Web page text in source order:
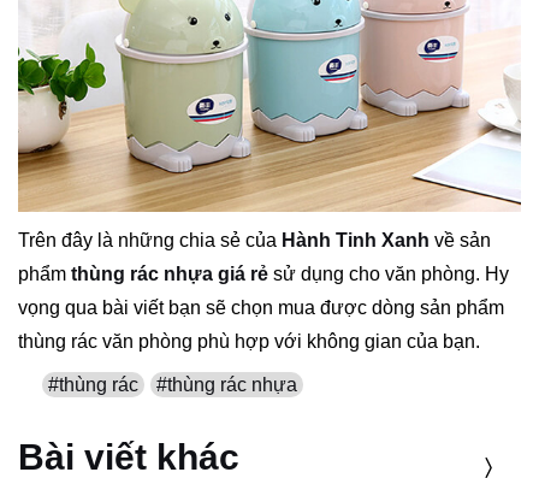
Trên đây là những chia sẻ của Hành Tinh Xanh về sản
phẩm thùng rác nhựa giá rẻ sử dụng cho văn phòng. Hy
vọng qua bài viết bạn sẽ chọn mua được dòng sản phẩm
thùng rác văn phòng phù hợp với không gian của bạn.
#thùng rác #thùng rác nhựa
Bài viết khác